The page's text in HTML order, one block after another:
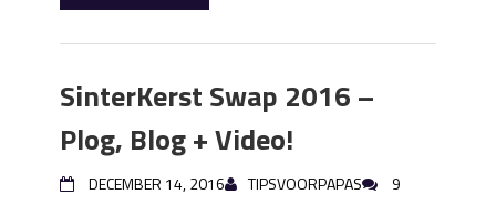
SinterKerst Swap 2016 –
Plog, Blog + Video!
DECEMBER 14, 2016 TIPSVOORPAPAS 9